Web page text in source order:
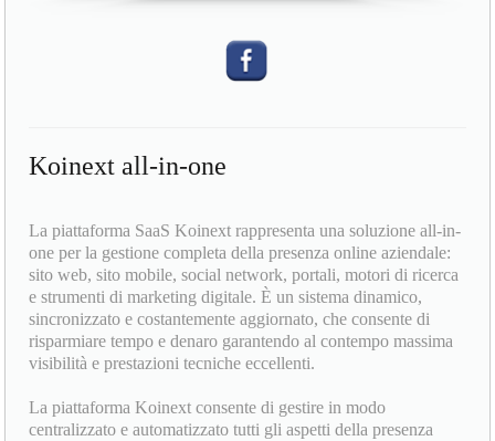
Koinext all-in-one
La piattaforma SaaS Koinext rappresenta una soluzione all-in-
one per la gestione completa della presenza online aziendale:
sito web, sito mobile, social network, portali, motori di ricerca
e strumenti di marketing digitale. È un sistema dinamico,
sincronizzato e costantemente aggiornato, che consente di
risparmiare tempo e denaro garantendo al contempo massima
visibilità e prestazioni tecniche eccellenti.
La piattaforma Koinext consente di gestire in modo
centralizzato e automatizzato tutti gli aspetti della presenza